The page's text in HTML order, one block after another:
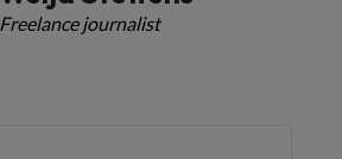
Freelance journalist